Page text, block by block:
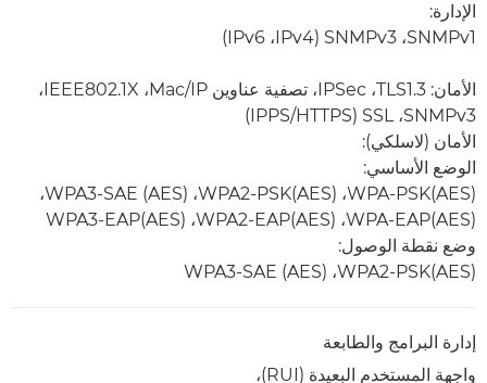
الإدارة:
SNMPv1، ‏SNMPv3 ‏(IPv4، ‏IPv6)
الأمان: TLS1.3، ‏IPSec، تصفية عناوين IP/‏Mac، ‏IEEE802.1X،
الأمان (لاسلكي):
الوضع الأساسي:
WPA-PSK(AES)‏، WPA2-PSK(AES)‏، WPA3-SAE (AES)‏،
WPA-EAP(AES)‏، WPA2-EAP(AES)‏، WPA3-EAP(AES)
وضع نقطة الوصول:
WPA2-PSK(AES)‏، WPA3-SAE (AES)
إدارة البرامج والطابعة
واجهة المستخدم البعيدة (RUI)،